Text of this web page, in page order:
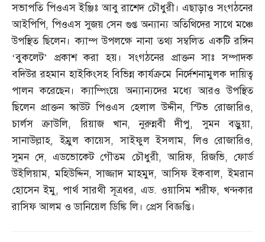
সভাপতি পিওএস ইঞ্জিঃ আবু রাশেদ চৌধুরী। এছাড়াও সংগঠনের
আইপিপি,পিওএস সুজয় সেন গুপ্ত অন্যান্য অতিথিদের সাথে মঞ্চে
উপস্থিত ছিলেন। ক্যাম্প উপলক্ষে নানা তথ্য সম্বলিত একটি রঙ্গিন
‘বুকলেট’ প্রকাশ করা হয়। সংগঠনের প্রাক্তন সাঃ সম্পাদক
বদিউর রহমান হাইকিংসহ বিভিন্ন কার্যক্রমে নির্দেশনামুলক দায়িত্ব
পালন করেছেন। ক্যাম্পিংয়ে অন্যান্যদের মধ্যে আরও উপস্থিত
ছিলেন প্রাক্তন স্কাউট পিওএস হেলাল উদ্দীন,স্টিভ রোজারিও,
চার্লস ক্রাউলি,রিয়াজ খান,নুরুন্নবী দীপু,সুমন বড়ুয়া,
সানাউল্লাহ,ইম্রুল কায়েস,সাইফুল ইসলাম,লিও রোজারিও,
সুমন দে,এডভোকেট গৌতম চৌধুরী,আরিফ,রিজভি,ফোর্ড
উইলিয়াম,মহিউদ্দিন,সাজ্জাদ মাহমুদ,আসিফ ইকবাল,ইমরান
হোসেন ইমু, পার্থ সারথী সূত্রধর, এড. ওয়াসিম শরীফ, খন্দকার
রাসিফ আলম ও ডানিয়েল ডিঙ্কি লি। প্রেস বিজ্ঞপ্তি।